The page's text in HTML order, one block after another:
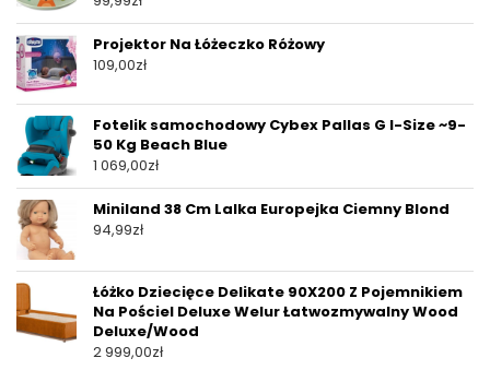
Projektor Na Łóżeczko Różowy
109,00zł
Fotelik samochodowy Cybex Pallas G I-Size ~9-
50 Kg Beach Blue
1 069,00zł
Miniland 38 Cm Lalka Europejka Ciemny Blond
94,99zł
Łóżko Dziecięce Delikate 90X200 Z Pojemnikiem
Na Pościel Deluxe Welur Łatwozmywalny Wood
Deluxe/Wood
2 999,00zł